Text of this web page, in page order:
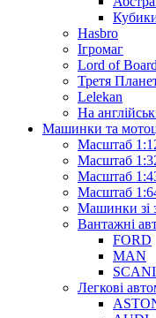
Кубики
Hasbro
Ігромаг
Lord of
Третя
Lelekan
На
Машинки та
Масштаб
Масштаб
Масштаб
Масштаб
Машинки зі
Вантажні
FORD
MAN
Легкові